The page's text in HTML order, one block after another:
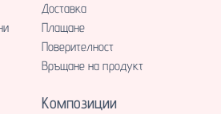
Доставка
Плащане
Поверителност
Връщане на продукт
Композиции